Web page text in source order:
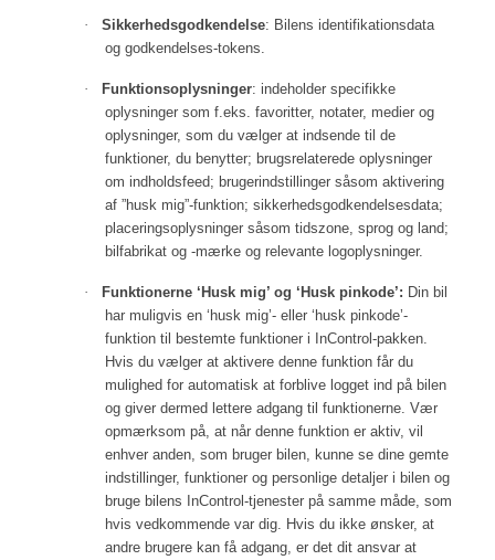
· Sikkerhedsgodkendelse: Bilens identifikationsdata
og godkendelses-tokens.
· Funktionsoplysninger: indeholder specifikke
oplysninger som f.eks. favoritter, notater, medier og
oplysninger, som du vælger at indsende til de
funktioner, du benytter; brugsrelaterede oplysninger
om indholdsfeed; brugerindstillinger såsom aktivering
af ”husk mig”-funktion; sikkerhedsgodkendelsesdata;
placeringsoplysninger såsom tidszone, sprog og land;
bilfabrikat og -mærke og relevante logoplysninger.
· Funktionerne ‘Husk mig’ og ‘Husk pinkode’: Din bil
har muligvis en ‘husk mig’- eller ‘husk pinkode’-
funktion til bestemte funktioner i InControl-pakken.
Hvis du vælger at aktivere denne funktion får du
mulighed for automatisk at forblive logget ind på bilen
og giver dermed lettere adgang til funktionerne. Vær
opmærksom på, at når denne funktion er aktiv, vil
enhver anden, som bruger bilen, kunne se dine gemte
indstillinger, funktioner og personlige detaljer i bilen og
bruge bilens InControl-tjenester på samme måde, som
hvis vedkommende var dig. Hvis du ikke ønsker, at
andre brugere kan få adgang, er det dit ansvar at